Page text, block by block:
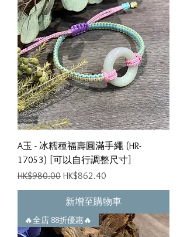
A玉 - 冰糯種福壽圓滿手繩 (HR-
17053) [可以自行調整尺寸]
一般價格
HK$980.00 促銷價格
HK$862.40
新增至購物車
🔥全店 88折優惠🔥